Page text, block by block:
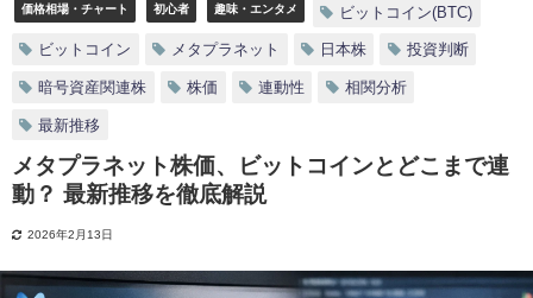
価格相場・チャート 初心者 趣味・エンタメ ビットコイン(BTC)
ビットコイン メタプラネット 日本株 投資判断
暗号資産関連株 株価 連動性 相関分析
最新推移
メタプラネット株価、ビットコインとどこまで連
動？ 最新推移を徹底解説
2026年2月13日